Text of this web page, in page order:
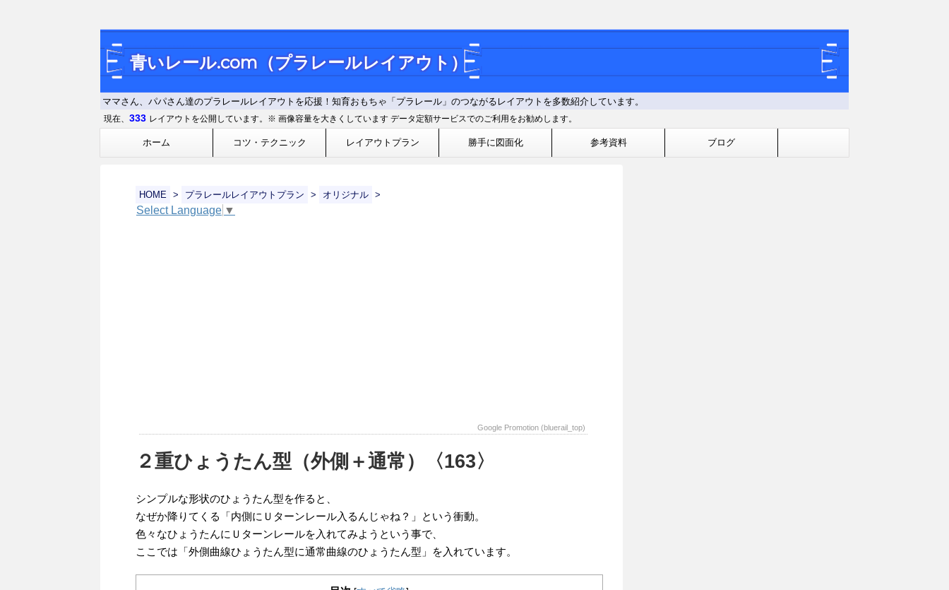
青いレール.com（プラレールレイアウト）
ママさん、パパさん達のプラレールレイアウトを応援！知育おもちゃ「プラレール」のつながるレイアウトを多数紹介しています。
現在、 333 レイアウトを公開しています。※ 画像容量を大きくしています データ定額サービスでのご利用をお勧めします。
ホーム コツ・テクニック レイアウトプラン 勝手に図面化 参考資料 ブログ
HOME > プラレールレイアウトプラン > オリジナル >
Select Language ▼
Google Promotion (bluerail_top)
２重ひょうたん型（外側＋通常）〈163〉
シンプルな形状のひょうたん型を作ると、
なぜか降りてくる「内側にＵターンレール入るんじゃね？」という衝動。
色々なひょうたんにＵターンレールを入れてみようという事で、
ここでは「外側曲線ひょうたん型に通常曲線のひょうたん型」を入れています。